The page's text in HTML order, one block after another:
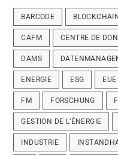
BARCODE BLOCKCHAIN
CAFM CENTRE DE
DAMS
ENERGIE ESG EUE
FM FORSCHUNG
GESTION DE L’ÉNERGIE
INDUSTRIE